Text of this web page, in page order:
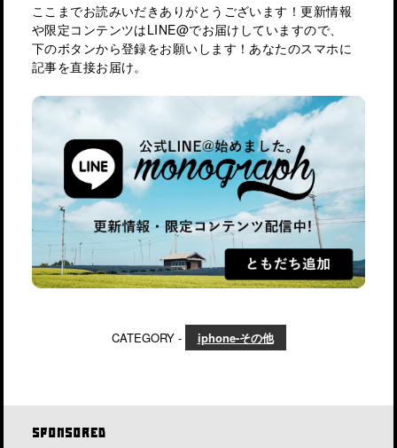
ここまでお読みいだきありがとうございます！更新情報
や限定コンテンツはLINE@でお届けしていますので、
下のボタンから登録をお願いします！あなたのスマホに
記事を直接お届け。
CATEGORY - iphone-その他
SPONSORED